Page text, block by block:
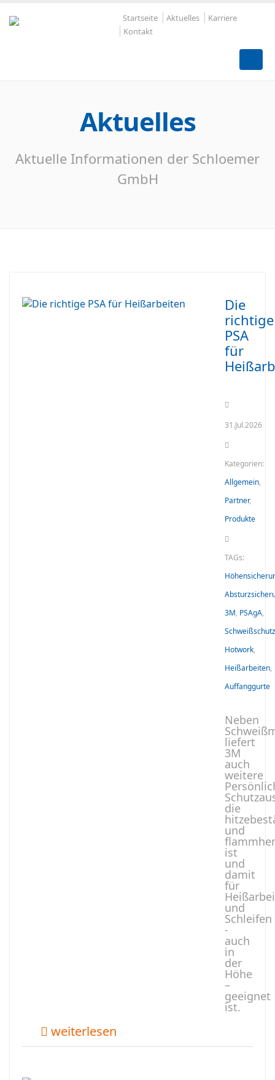
Startseite Aktuelles
Karriere
Kontakt
Aktuelles
Aktuelle Informationen der Schloemer
GmbH
Die
richtige
PSA
für
31.Jul.2026
Kategorien:
Allgemein,
Partner,
Produkte
TAGs:
3M, PSAgA,
Schweißschutz
Hotwork,
Heißarbeiten,
Auffanggurte
Neben
liefert
3M
auch
weitere
die
und
ist
und
damit
für
und
Schleifen
-
auch
in
der
Höhe
–
geeignet
ist.
weiterlesen